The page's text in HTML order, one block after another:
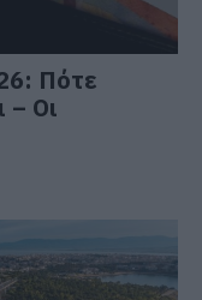
Πότε
– Οι